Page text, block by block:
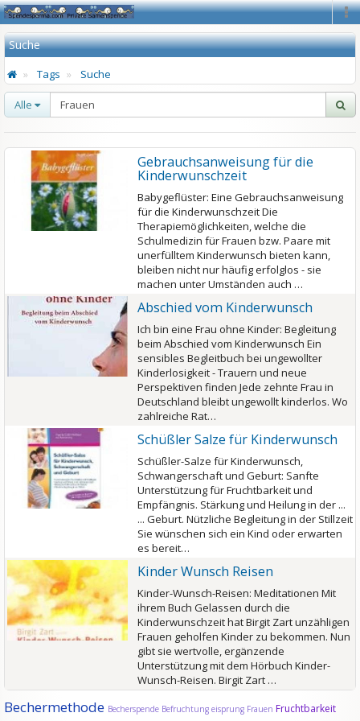
Suche
Tags Suche
Alle
Gebrauchsanweisung für die
Kinderwunschzeit
Babygeflüster: Eine Gebrauchsanweisung
für die Kinderwunschzeit Die
Therapiemöglichkeiten, welche die
Schulmedizin für Frauen bzw. Paare mit
unerfülltem Kinderwunsch bieten kann,
bleiben nicht nur häufig erfolglos - sie
machen unter Umständen auch …
Abschied vom Kinderwunsch
Ich bin eine Frau ohne Kinder: Begleitung
beim Abschied vom Kinderwunsch Ein
sensibles Begleitbuch bei ungewollter
Kinderlosigkeit - Trauern und neue
Perspektiven finden Jede zehnte Frau in
Deutschland bleibt ungewollt kinderlos. Wo
zahlreiche Rat…
Schüßler Salze für Kinderwunsch
Schüßler-Salze für Kinderwunsch,
Schwangerschaft und Geburt: Sanfte
Unterstützung für Fruchtbarkeit und
Empfängnis. Stärkung und Heilung in der ...
... Geburt. Nützliche Begleitung in der Stillzeit
Sie wünschen sich ein Kind oder erwarten
es bereit…
Kinder Wunsch Reisen
Kinder-Wunsch-Reisen: Meditationen Mit
ihrem Buch Gelassen durch die
Kinderwunschzeit hat Birgit Zart unzähligen
Frauen geholfen Kinder zu bekommen. Nun
gibt sie wertvolle, ergänzende
Unterstützung mit dem Hörbuch Kinder-
Wunsch-Reisen. Birgit Zart …
Bechermethode Becherspende Befruchtung eisprung Frauen Fruchtbarkeit